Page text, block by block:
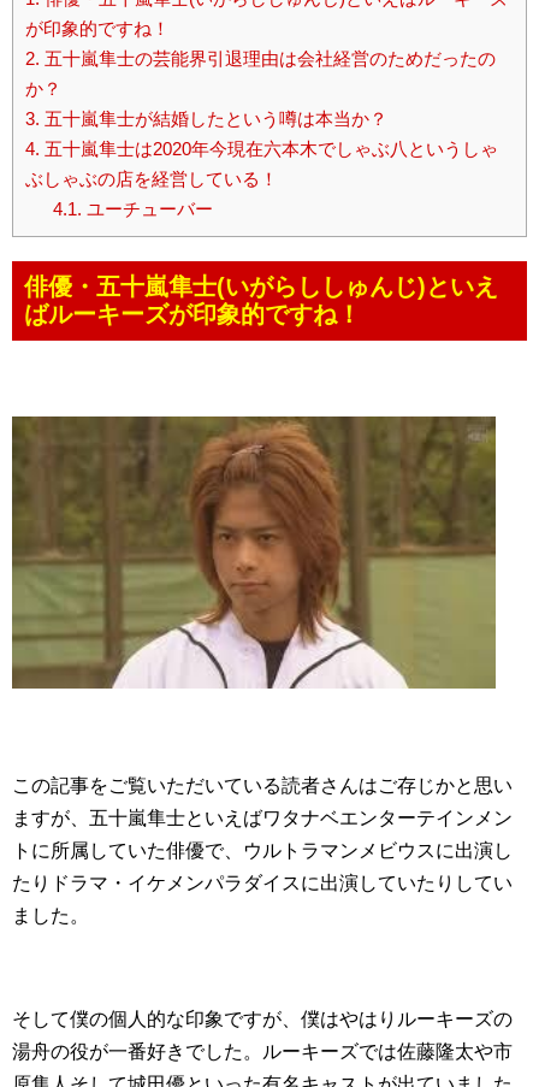
が印象的ですね！
2. 五十嵐隼士の芸能界引退理由は会社経営のためだったの
か？
3. 五十嵐隼士が結婚したという噂は本当か？
4. 五十嵐隼士は2020年今現在六本木でしゃぶ八というしゃ
ぶしゃぶの店を経営している！
4.1. ユーチューバー
俳優・五十嵐隼士(いがらししゅんじ)といえ
ばルーキーズが印象的ですね！
この記事をご覧いただいている読者さんはご存じかと思い
ますが、五十嵐隼士といえばワタナベエンターテインメン
トに所属していた俳優で、ウルトラマンメビウスに出演し
たりドラマ・イケメンパラダイスに出演していたりしてい
ました。
そして僕の個人的な印象ですが、僕はやはりルーキーズの
湯舟の役が一番好きでした。ルーキーズでは佐藤隆太や市